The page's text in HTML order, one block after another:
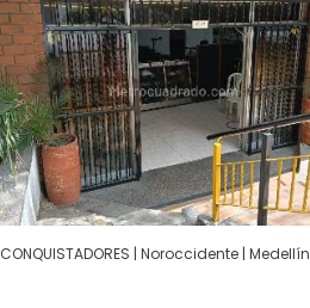
CONQUISTADORES | Noroccidente | Medellín